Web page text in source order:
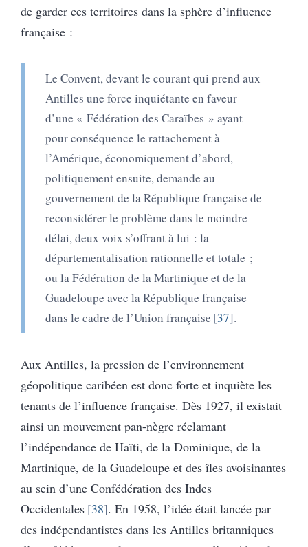
de garder ces territoires dans la sphère d’influence
française :
Le Convent, devant le courant qui prend aux
Antilles une force inquiétante en faveur
d’une « Fédération des Caraïbes » ayant
pour conséquence le rattachement à
l’Amérique, économiquement d’abord,
politiquement ensuite, demande au
gouvernement de la République française de
reconsidérer le problème dans le moindre
délai, deux voix s’offrant à lui : la
départementalisation rationnelle et totale ;
ou la Fédération de la Martinique et de la
Guadeloupe avec la République française
dans le cadre de l’Union française 37 .
Aux Antilles, la pression de l’environnement
géopolitique caribéen est donc forte et inquiète les
tenants de l’influence française. Dès 1927, il existait
ainsi un mouvement pan-nègre réclamant
l’indépendance de Haïti, de la Dominique, de la
Martinique, de la Guadeloupe et des îles avoisinantes
au sein d’une Confédération des Indes
Occidentales 38 . En 1958, l’idée était lancée par
des indépendantistes dans les Antilles britanniques